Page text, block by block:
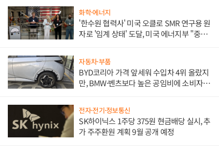
화학·에너지
'한수원 협력사' 미국 오클로 SMR 연구용 원
자로 '임계 상태' 도달, 미국 에너지부 "중요
자동차·부품
BYD코리아 가격 앞세워 수입차 4위 올랐지
만, BMW·벤츠보다 높은 공임비에 소비자
전자·전기·정보통신
SK하이닉스 1주당 375원 현금배당 실시, 추
가 주주환원 계획 9월 공개 예정